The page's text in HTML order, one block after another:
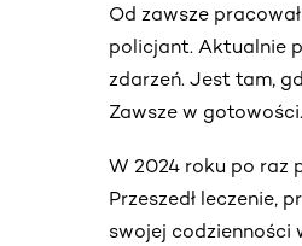
Od zawsze
policjant. Aktualnie
zdarzeń. Jest tam,
Zawsze w
W 2024 roku po raz
Przeszedł leczenie,
swojej codzienności